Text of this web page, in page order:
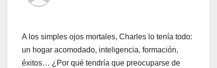
A los simples ojos mortales, Charles lo tenía todo:
un hogar acomodado, inteligencia, formación,
éxitos… ¿Por qué tendría que preocuparse de